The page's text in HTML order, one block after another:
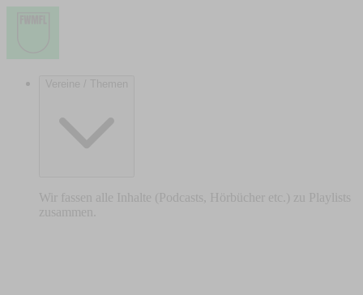
Vereine / Themen
Wir fassen alle Inhalte (Podcasts, Hörbücher etc.) zu Playlists
zusammen.